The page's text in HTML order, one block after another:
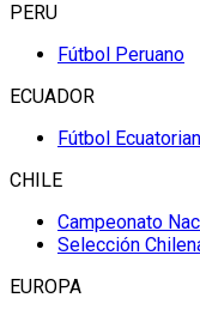
PERU
Fútbol Peruano
ECUADOR
Fútbol
CHILE
Campeonato
Selección
EUROPA